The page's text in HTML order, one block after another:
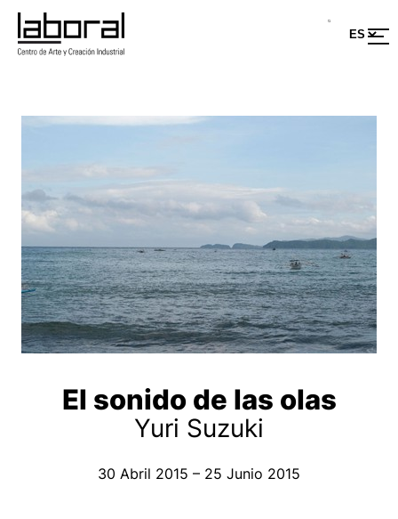
El sonido de las olas
Yuri Suzuki
30 Abril 2015 – 25 Junio 2015